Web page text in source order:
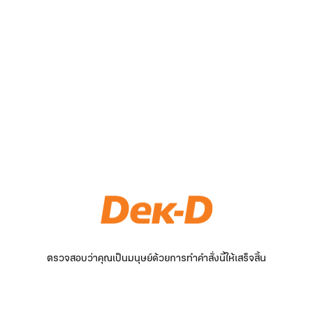
ตรวจสอบว่าคุณเป็นมนุษย์ด้วยการทำคำสั่งนี้ให้เสร็จสิ้น